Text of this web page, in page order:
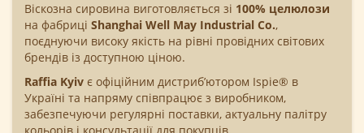
Віскозна сировина виготовляється зі 100% целюлози
на фабриці Shanghai Well May Industrial Co.,
поєднуючи високу якість на рівні провідних світових
брендів із доступною ціною.
Raffia Kyiv є офіційним дистриб’ютором Ispie® в
Україні та напряму співпрацює з виробником,
забезпечуючи регулярні поставки, актуальну палітру